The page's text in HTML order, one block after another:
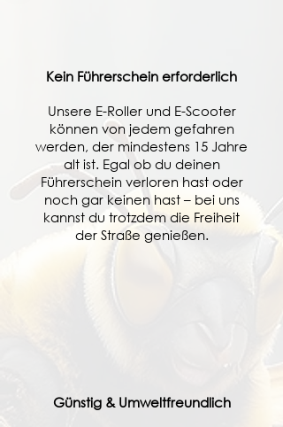
Kein Führerschein erforderlich
Unsere E-Roller und E-Scooter
können von jedem gefahren
werden, der mindestens 15 Jahre
alt ist. Egal ob du deinen
Führerschein verloren hast oder
noch gar keinen hast – bei uns
kannst du trotzdem die Freiheit
der Straße genießen.
Günstig & Umweltfreundlich